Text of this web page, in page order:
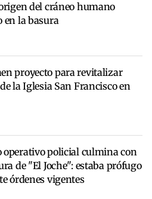
del cráneo humano
en la basura
proyecto para revitalizar
la Iglesia San Francisco en
operativo policial culmina con
de "El Joche": estaba prófugo
órdenes vigentes